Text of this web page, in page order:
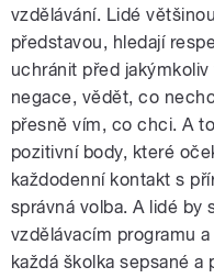
vzdělávání. Lidé
představou, hledají
uchránit před
negace, vědět, co
přesně vím, co chci. A
pozitivní body, které
každodenní kontakt s
správná volba. A lidé by
vzdělávacím programu
každá školka sepsané